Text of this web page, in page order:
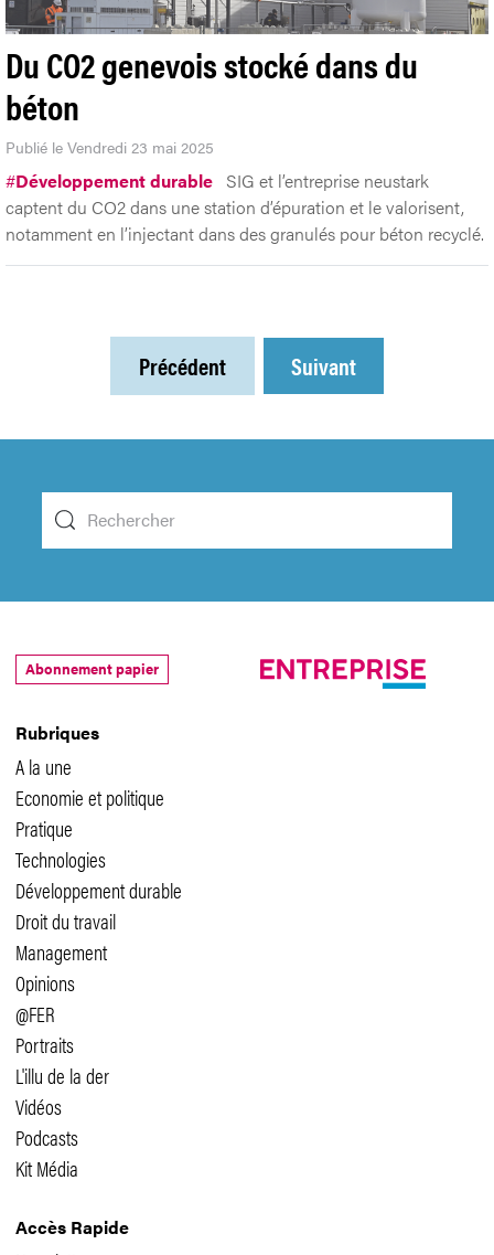
Du CO2 genevois stocké dans du
béton
Publié le Vendredi 23 mai 2025
#Développement durable SIG et l’entreprise neustark
captent du CO2 dans une station d’épuration et le valorisent,
notamment en l’injectant dans des granulés pour béton recyclé.
Précédent Suivant
Rubriques
A la une
Economie et politique
Pratique
Technologies
Développement durable
Droit du travail
Management
Opinions
@FER
Portraits
L'illu de la der
Vidéos
Podcasts
Kit Média
Accès Rapide
Abonnement papier